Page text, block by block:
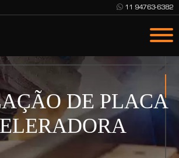
11 94763-6382
DE PLACA